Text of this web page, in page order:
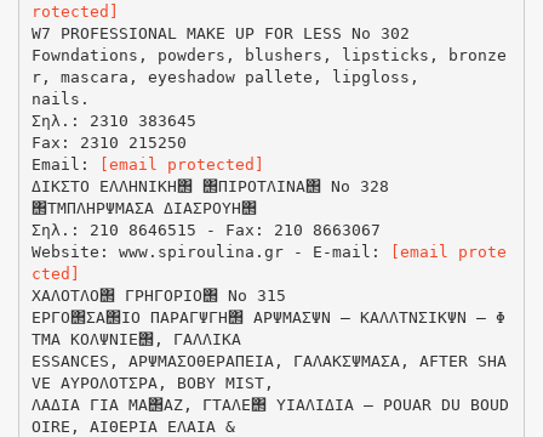
rotected]
W7 PROFESSIONAL MAKE UP FOR LESS No 302
Fowndations, powders, blushers, lipsticks, bronze
r, mascara, eyeshadow pallete, lipgloss,
nails.
Σηλ.: 2310 383645
Fax: 2310 215250
Email:
[email protected]
ΔΙΚΣΤΟ ΕΛΛΗΝΙΚΗ΢ ΢ΠΙΡΟΤΛΙΝΑ΢ No 328
΢ΤΜΠΛΗΡΨΜΑΣΑ ΔΙΑΣΡΟΥΗ΢
Σηλ.: 210 8646515 - Fax: 210 8663067
Website: www.spiroulina.gr - E-mail:
[email prote
cted]
ΧΑΛΟΤΛΟ΢ ΓΡΗΓΟΡΙΟ΢ No 315
ΕΡΓΟ΢ΣΑ΢ΙΟ ΠΑΡΑΓΨΓΗ΢ ΑΡΨΜΑΣΨΝ – ΚΑΛΛΤΝΣΙΚΨΝ – Φ
ΤΜΑ ΚΟΛΨΝΙΕ΢, ΓΑΛΛΙΚΑ
ESSANCES, ΑΡΨΜΑΣΟΘΕΡΑΠΕΙΑ, ΓΑΛΑΚΣΨΜΑΣΑ, AFTER SHA
VE ΑΥΡΟΛΟΤΣΡΑ, BOBY MIST,
ΛΑΔΙA ΓΙΑ ΜΑ΢ΑΖ, ΓΤΑΛΕ΢ ΥΙΑΛΙΔΙΑ – POUAR DU BOUD
OIRE, ΑΙΘΕΡΙΑ ΕΛΑΙΑ &